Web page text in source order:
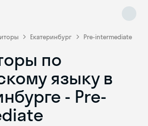
Екатеринбург Pre-intermediate
по
языку в
- Pre-